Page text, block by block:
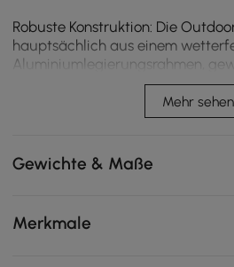
Robuste Konstruktion: Die
hauptsächlich aus einem
Aluminiumlegierungsrahmen,
dicken, weichen Kissen, die
bequem.Überdachung und
Überdachung und die Vorhänge,
luxuriösen Look und halten
Schatten und Privatsphäre. Die
genießen können.Lieferumfang: 1
Kissen, 2 Zierkissen und 1 Satz
Mehr sehen
Gewichte & Maße
Merkmale